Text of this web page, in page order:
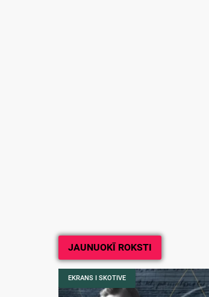
JAUNUOKĪ ROKSTI
EKRANS I SKOTIVE